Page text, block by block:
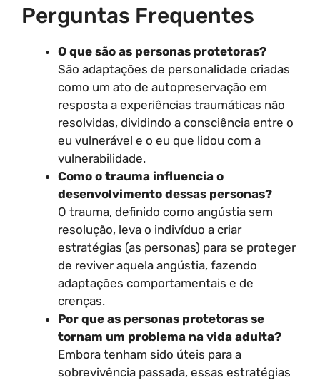
Perguntas Frequentes
O que são as personas protetoras?
São adaptações de personalidade criadas
como um ato de autopreservação em
resposta a experiências traumáticas não
resolvidas, dividindo a consciência entre o
eu vulnerável e o eu que lidou com a
vulnerabilidade.
Como o trauma influencia o
desenvolvimento dessas personas?
O trauma, definido como angústia sem
resolução, leva o indivíduo a criar
estratégias (as personas) para se proteger
de reviver aquela angústia, fazendo
adaptações comportamentais e de
crenças.
Por que as personas protetoras se
tornam um problema na vida adulta?
Embora tenham sido úteis para a
sobrevivência passada, essas estratégias